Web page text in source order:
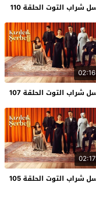
شراب التوت الحلقة 110
شراب التوت الحلقة 107
شراب التوت الحلقة 105